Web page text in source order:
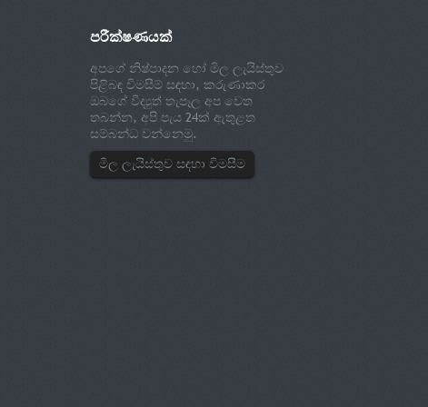
පරීක්ෂණයක්
අපගේ නිෂ්පාදන හෝ මිල ලැයිස්තුව
පිළිබඳ විමසීම් සඳහා, කරුණාකර
ඔබගේ විද්‍යුත් තැපෑල අප වෙත
තබන්න, අපි පැය 24ක් ඇතුළත
සම්බන්ධ වන්නෙමු.
මිල ලැයිස්තුව සඳහා විමසීම